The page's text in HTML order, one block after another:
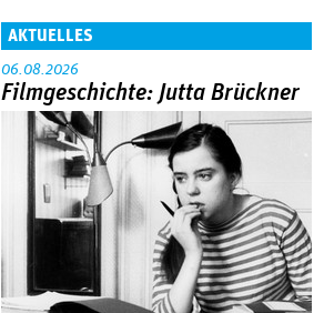
AKTUELLES
06.08.2026
Filmgeschichte: Jutta Brückner